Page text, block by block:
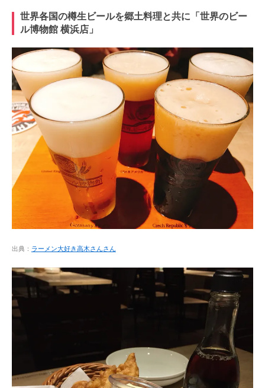
世界各国の樽生ビールを郷土料理と共に 「世界のビー
ル博物館 横浜店」
出典： ラーメン大好き高木さんさん